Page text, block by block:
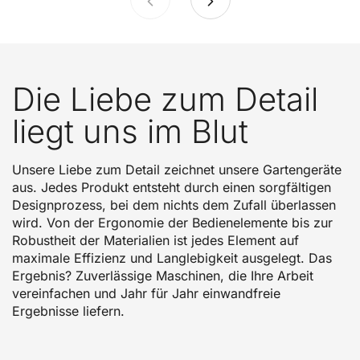
Die Liebe zum Detail
liegt uns im Blut
Unsere Liebe zum Detail zeichnet unsere Gartengeräte
aus. Jedes Produkt entsteht durch einen sorgfältigen
Designprozess, bei dem nichts dem Zufall überlassen
wird. Von der Ergonomie der Bedienelemente bis zur
Robustheit der Materialien ist jedes Element auf
maximale Effizienz und Langlebigkeit ausgelegt. Das
Ergebnis? Zuverlässige Maschinen, die Ihre Arbeit
vereinfachen und Jahr für Jahr einwandfreie
Ergebnisse liefern.